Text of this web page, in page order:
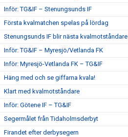
Inför: TG&IF – Stenungsunds IF
Första kvalmatchen spelas på lördag
Stenungsunds IF blir nästa kvalmotståndare
Inför: TG&IF – Myresjö/Vetlanda FK
Inför: Myresjö-Vetlanda FK – TG&IF
Häng med och se giffarna kvala!
Klart med kvalmotståndare
Inför: Götene IF – TG&IF
Segermålet från Tidaholmsderbyt
Firandet efter derbysegern